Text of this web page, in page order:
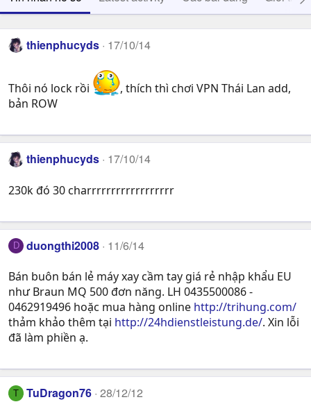
thienphucyds 17/10/14
Thôi nó lock rồi
, thích thì chơi VPN Thái Lan add,
bản ROW
thienphucyds 17/10/14
230k đó 30 charrrrrrrrrrrrrrrrrr
D duongthi2008 11/6/14
Bán buôn bán lẻ máy xay cầm tay giá rẻ nhập khẩu EU
như Braun MQ 500 đơn năng. LH 0435500086 -
0462919496 hoặc mua hàng online http://trihung.com/
thảm khảo thêm tại http://24hdienstleistung.de/. Xin lỗi
đã làm phiền ạ.
T TuDragon76 28/12/12